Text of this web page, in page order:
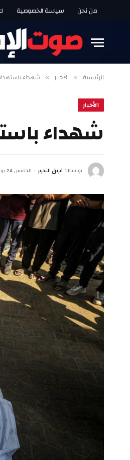
من نحن سياسة الخصوصية
الرئيسية » الأخبار » شهداء
الأخبار
شهداء
بواسطة فريق التحرير الخميس 24 يوليو 1:28 م